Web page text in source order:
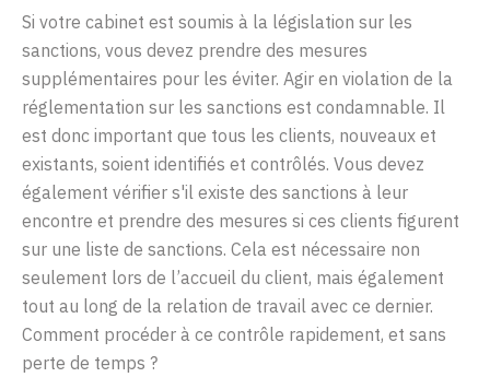
Si votre cabinet est soumis à la législation sur les
sanctions, vous devez prendre des mesures
supplémentaires pour les éviter. Agir en violation de la
réglementation sur les sanctions est condamnable. Il
est donc important que tous les clients, nouveaux et
existants, soient identifiés et contrôlés. Vous devez
également vérifier s'il existe des sanctions à leur
encontre et prendre des mesures si ces clients figurent
sur une liste de sanctions. Cela est nécessaire non
seulement lors de l’accueil du client, mais également
tout au long de la relation de travail avec ce dernier.
Comment procéder à ce contrôle rapidement, et sans
perte de temps ?